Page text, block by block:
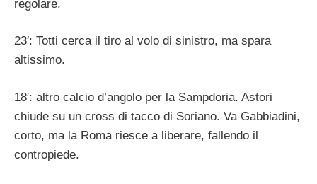
regolare.
23′: Totti cerca il tiro al volo di sinistro, ma spara
altissimo.
18′: altro calcio d’angolo per la Sampdoria. Astori
chiude su un cross di tacco di Soriano. Va Gabbiadini,
corto, ma la Roma riesce a liberare, fallendo il
contropiede.